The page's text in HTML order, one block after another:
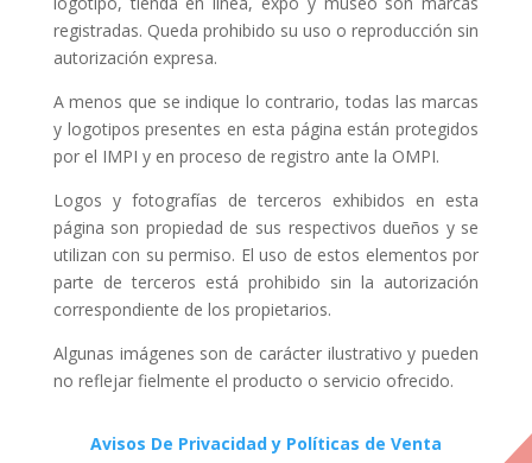
registradas. Queda prohibido su uso o reproducción sin
autorización expresa.
A menos que se indique lo contrario, todas las marcas
y logotipos presentes en esta página están protegidos
por el IMPI y en proceso de registro ante la OMPI.
Logos y fotografías de terceros exhibidos en esta
página son propiedad de sus respectivos dueños y se
utilizan con su permiso. El uso de estos elementos por
parte de terceros está prohibido sin la autorización
correspondiente de los propietarios.
Algunas imágenes son de carácter ilustrativo y pueden
no reflejar fielmente el producto o servicio ofrecido.
Avisos De Privacidad y Políticas de Venta